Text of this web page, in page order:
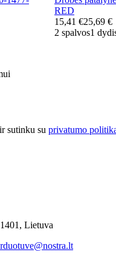
RED
15,41 €25,69 €
2 spalvos1
sutinku su privatumo
Lietuva